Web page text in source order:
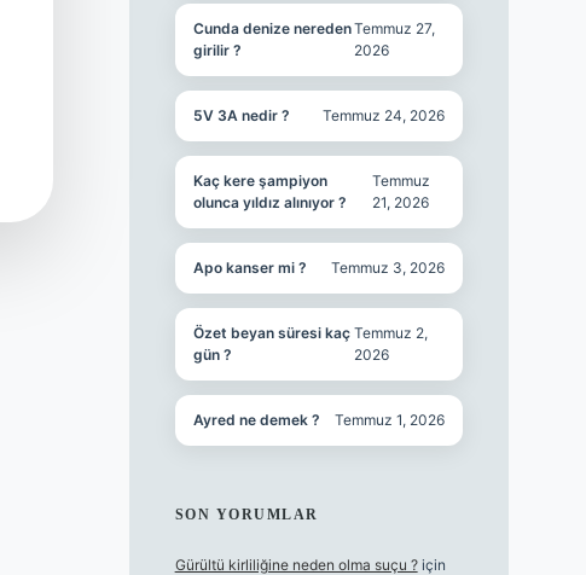
Cunda denize nereden
girilir ?
Temmuz 27,
2026
5V 3A nedir ? Temmuz 24, 2026
Kaç kere şampiyon
olunca yıldız alınıyor ?
Temmuz
21, 2026
Apo kanser mi ? Temmuz 3, 2026
Özet beyan süresi kaç
gün ?
Temmuz 2,
2026
Ayred ne demek ? Temmuz 1, 2026
SON YORUMLAR
Gürültü kirliliğine neden olma suçu ?için